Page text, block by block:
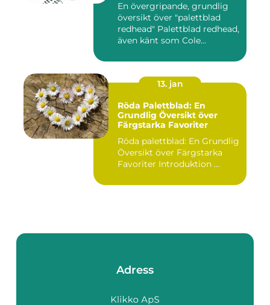
En övergripande, grundlig
översikt över "palettblad
redhead" Palettblad redhead,
även känt som Cole...
13. jan
Röda Palettblad: En
Grundlig Översikt över
Färgstarka Favoriter
Röda palettblad: En Grundlig
Översikt över Färgstarka
Favoriter Introduktion ...
Adress